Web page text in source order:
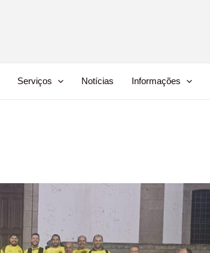
Serviços Notícias Informações